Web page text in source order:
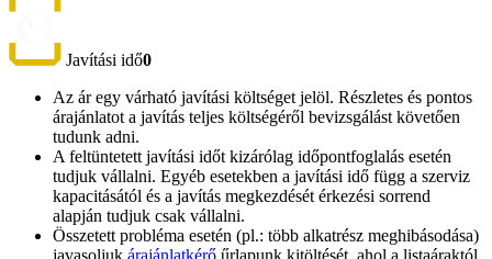
Javítási idő0
Az ár egy várható javítási költséget jelöl. Részletes és pontos
árajánlatot a javítás teljes költségéről bevizsgálást követően
tudunk adni.
A feltüntetett javítási időt kizárólag időpontfoglalás esetén
tudjuk vállalni. Egyéb esetekben a javítási idő függ a szerviz
kapacitásától és a javítás megkezdését érkezési sorrend
alapján tudjuk csak vállalni.
Összetett probléma esetén (pl.: több alkatrész meghibásodása)